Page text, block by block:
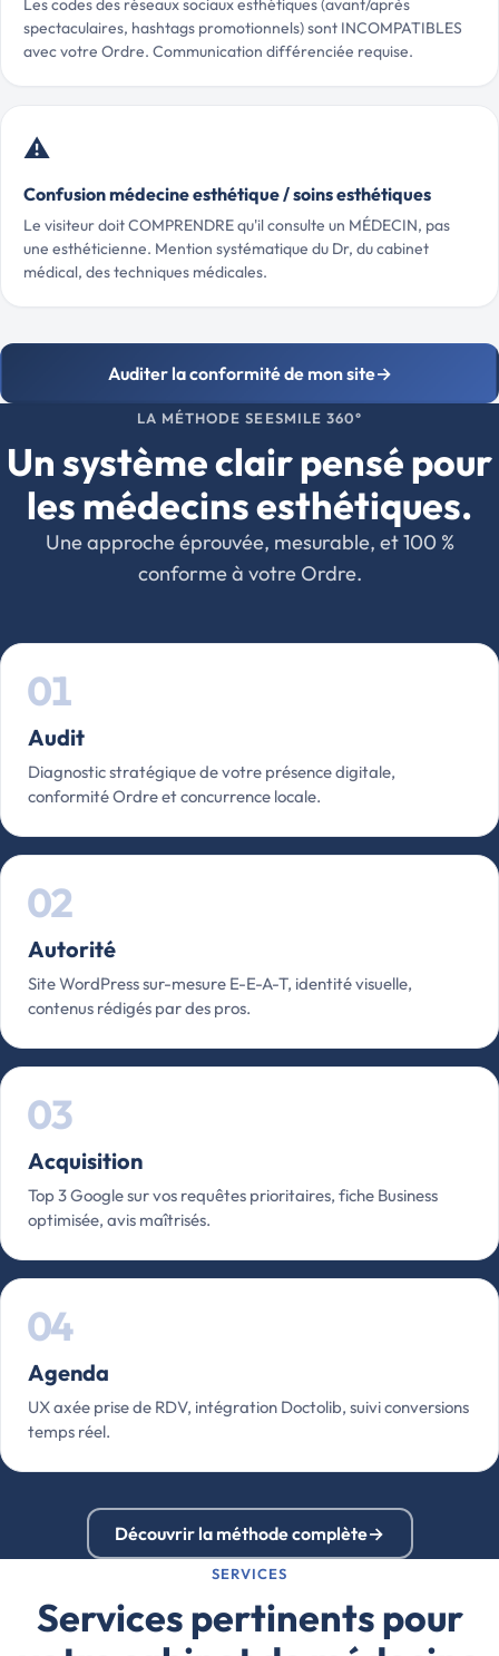
Les codes des réseaux sociaux esthétiques (avant/après
spectaculaires, hashtags promotionnels) sont INCOMPATIBLES
avec votre Ordre. Communication différenciée requise.
⚠️
Confusion médecine esthétique / soins esthétiques
Le visiteur doit COMPRENDRE qu'il consulte un MÉDECIN, pas
une esthéticienne. Mention systématique du Dr, du cabinet
médical, des techniques médicales.
Auditer la conformité de mon site→
LA MÉTHODE SEESMILE 360°
Un système clair pensé pour
les médecins esthétiques.
Une approche éprouvée, mesurable, et 100 %
conforme à votre Ordre.
01
Audit
Diagnostic stratégique de votre présence digitale,
conformité Ordre et concurrence locale.
02
Autorité
Site WordPress sur-mesure E-E-A-T, identité visuelle,
contenus rédigés par des pros.
03
Acquisition
Top 3 Google sur vos requêtes prioritaires, fiche Business
optimisée, avis maîtrisés.
04
Agenda
UX axée prise de RDV, intégration Doctolib, suivi conversions
temps réel.
Découvrir la méthode complète→
SERVICES
Services pertinents pour